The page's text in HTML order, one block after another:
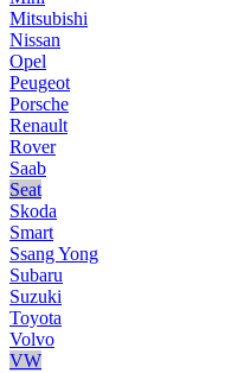
Mitsubishi
Nissan
Opel
Peugeot
Porsche
Renault
Rover
Saab
Seat
Skoda
Smart
Ssang Yong
Subaru
Suzuki
Toyota
Volvo
VW